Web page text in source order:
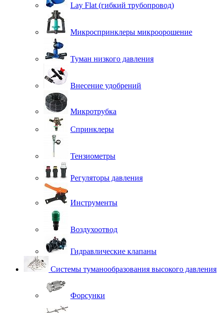
Lay Flat (гибкий трубопровод)
Микроспринклеры микроорошение
Туман низкого давления
Внесение удобрений
Микротрубка
Спринклеры
Тензиометры
Регуляторы давления
Инструменты
Воздухоотвод
Гидравлические клапаны
Системы туманообразования высокого давления
Форсунки